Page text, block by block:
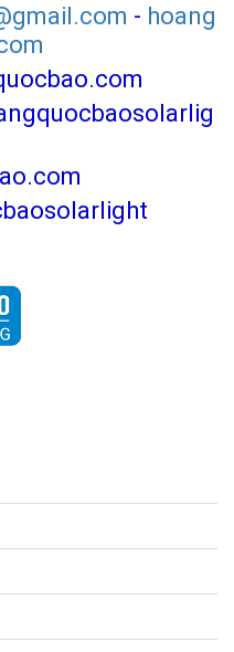
- hoang